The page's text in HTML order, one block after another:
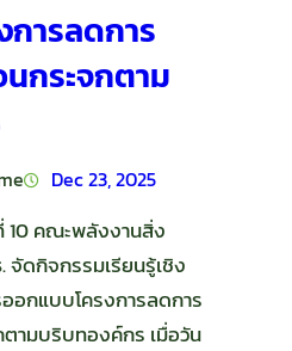
ารลดการ
กระจกตาม
Dec 23, 2025
คณะพลังงานสิ่ง
จัดกิจกรรมเรียนรู้เชิง
อกแบบโครงการลดการ
ามบริบทองค์กร เมื่อวัน